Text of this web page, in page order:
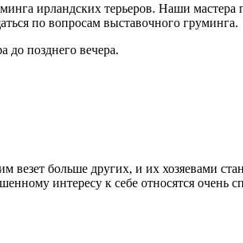
ирландских терьеров. Наши мастера
по вопросам выставочного груминга.
до позднего вечера.
больше других, и их хозяевами
интересу к себе относятся очень